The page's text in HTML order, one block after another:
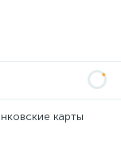
карты